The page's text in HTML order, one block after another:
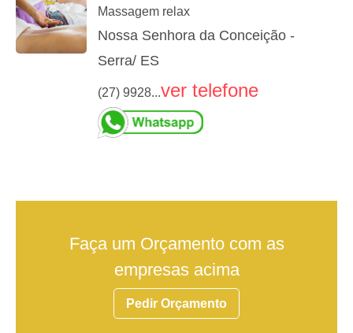
Massagem relax
Nossa Senhora da Conceição -
Serra/ ES
(27) 9928...ver telefone
Faça um Orçamento com as
empresas acima
Pedir Orçamento